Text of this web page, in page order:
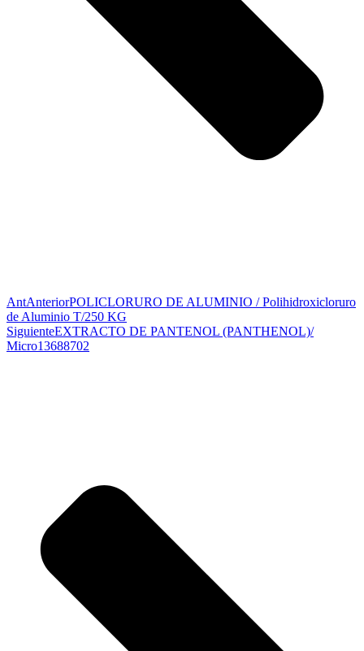
AntAnteriorPOLICLORURO DE ALUMINIO / Polihidroxicloruro
de Aluminio T/250 KG
SiguienteEXTRACTO DE PANTENOL (PANTHENOL)/
Micro13688702